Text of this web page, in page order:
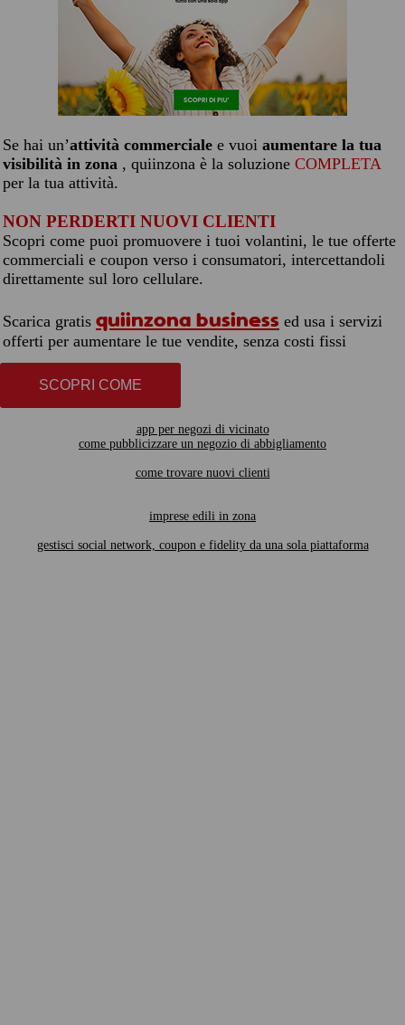
Se hai un’attività commerciale e vuoi aumentare la tua
visibilità in zona , quiinzona è la soluzione COMPLETA
per la tua attività.
NON PERDERTI NUOVI CLIENTI
Scopri come puoi promuovere i tuoi volantini, le tue offerte
commerciali e coupon verso i consumatori, intercettandoli
direttamente sul loro cellulare.
Scarica gratis quiinzona business ed usa i servizi
offerti per aumentare le tue vendite, senza costi fissi
SCOPRI COME
app per negozi di vicinato
come pubblicizzare un negozio di abbigliamento
come trovare nuovi clienti
imprese edili in zona
gestisci social network, coupon e fidelity da una sola piattaforma